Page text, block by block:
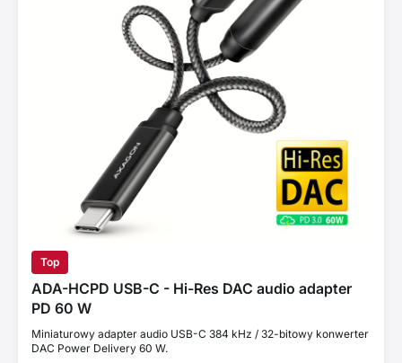
Top
ADA-HCPD USB-C - Hi-Res DAC audio adapter
PD 60 W
Miniaturowy adapter audio USB-C 384 kHz / 32-bitowy konwerter
DAC Power Delivery 60 W.